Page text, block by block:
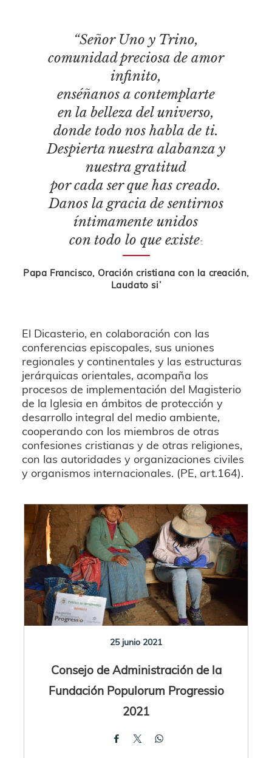
“Señor Uno y Trino,
comunidad preciosa de amor
infinito,
enséñanos a contemplarte
en la belleza del universo,
donde todo nos habla de ti.
Despierta nuestra alabanza y
nuestra gratitud
por cada ser que has creado.
Danos la gracia de sentirnos
íntimamente unidos
con todo lo que existe”.
Papa Francisco, Oración cristiana con la creación,
Laudato si’
El Dicasterio, en colaboración con las
conferencias episcopales, sus uniones
regionales y continentales y las estructuras
jerárquicas orientales, acompaña los
procesos de implementación del Magisterio
de la Iglesia en ámbitos de protección y
desarrollo integral del medio ambiente,
cooperando con los miembros de otras
confesiones cristianas y de otras religiones,
con las autoridades y organizaciones civiles
y organismos internacionales. (PE, art.164).
25 junio 2021
Consejo de Administración de la
Fundación Populorum Progressio
2021